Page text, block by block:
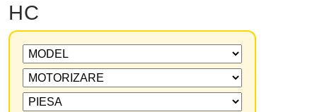
HC